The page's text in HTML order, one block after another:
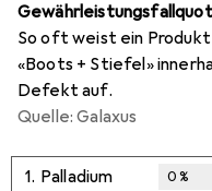
So oft weist ein
«Boots + Stiefel»
Defekt auf.
Quelle: Galaxus
1. Palladium 0%